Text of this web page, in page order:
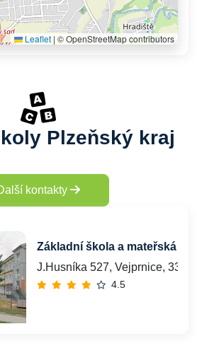
Leaflet | © OpenStreetMap contributors
Plzeňský kraj
kontakty
Základní škola a mateřská
J.Husníka 527, Vejprnice,
4.5